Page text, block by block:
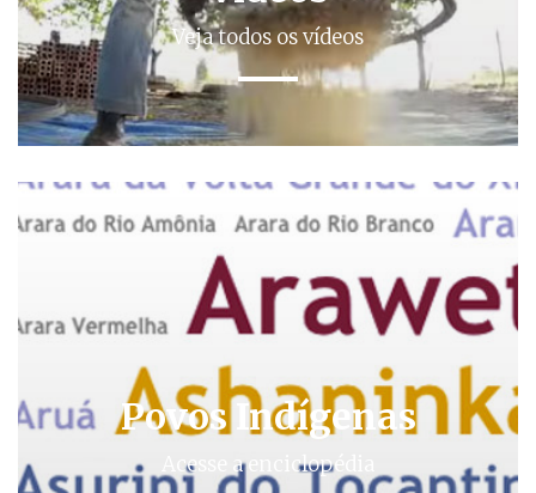
Veja todos os vídeos
Povos Indígenas
Acesse a enciclopédia